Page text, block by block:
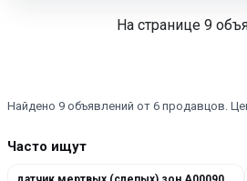
На странице 9
Найдено 9 объявлений от 6 продавцов.
Часто ищут